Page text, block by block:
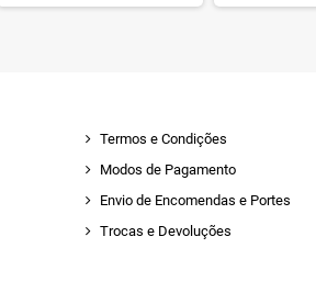
Termos e Condições
Modos de Pagamento
Envio de Encomendas e Portes
Trocas e Devoluções